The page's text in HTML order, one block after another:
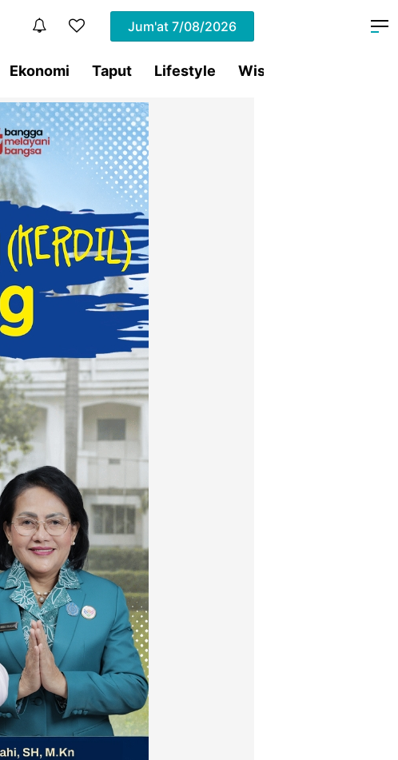
Jum'at 7/08/2026
Ekonomi Taput Lifestyle Wisata